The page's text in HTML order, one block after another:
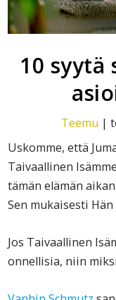
10 syytä
Teemu |
Uskomme, että
Taivaallinen
tämän elämän
Sen mukaisesti
Jos Taivaallinen
onnellisia, niin